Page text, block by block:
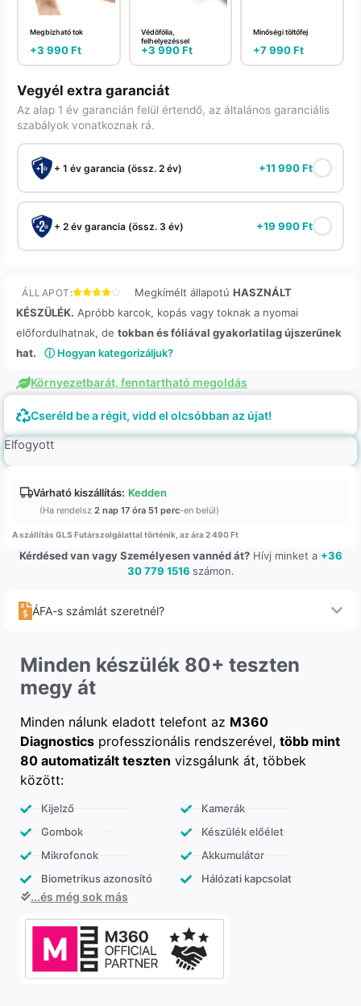
Megbízható tok
+3 990Ft
Védőfólia,
felhelyezéssel
+3 990Ft
Minőségi töltőfej
+7 990Ft
Vegyél extra garanciát
Az alap 1 év garancián felül értendő, az általános garanciális
szabályok vonatkoznak rá.
+ 1 év garancia (össz. 2 év) +11 990Ft
+ 2 év garancia (össz. 3 év) +19 990Ft
ÁLLAPOT: Megkímélt állapotú HASZNÁLT
KÉSZÜLÉK. Apróbb karcok, kopás vagy toknak a nyomai
előfordulhatnak, de tokban és fóliával gyakorlatilag újszerűnek
hat.
ⓘ Hogyan kategorizáljuk?
Környezetbarát, fenntartható megoldás
Cseréld be a régit, vidd el olcsóbban az újat!
Elfogyott
Várható kiszállítás: Kedden
(Ha rendelsz 2 nap 17 óra 51 perc-en belül)
A szállítás GLS Futárszolgálattal történik, az ára 2 490 Ft
Kérdésed van vagy Személyesen vannéd át?Hívj minket a +36
30 779 1516 számon.
ÁFA-s számlát szeretnél?
Minden készülék 80+ teszten
megy át
Minden nálunk eladott telefont az M360
Diagnostics professzionális rendszerével, több mint
80 automatizált teszten vizsgálunk át, többek
között:
Kijelző
Gombok
Mikrofonok
Biometrikus azonosító
Kamerák
Készülék előélet
Akkumulátor
Hálózati kapcsolat
...és még sok más